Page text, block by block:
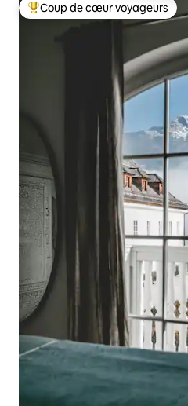
Coup de cœur voyageurs parmi
Coup de cœur voyageurs